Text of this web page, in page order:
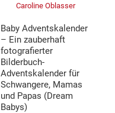
Caroline Oblasser
Baby Adventskalender
– Ein zauberhaft
fotografierter
Bilderbuch-
Adventskalender für
Schwangere, Mamas
und Papas (Dream
Babys)